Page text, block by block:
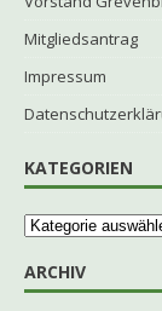
Mitgliedsantrag
Impressum
KATEGORIEN
ARCHIV